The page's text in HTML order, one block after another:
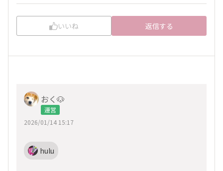
いいね 返信する
おく🐶
運営
2026/01/14 15:17
hulu